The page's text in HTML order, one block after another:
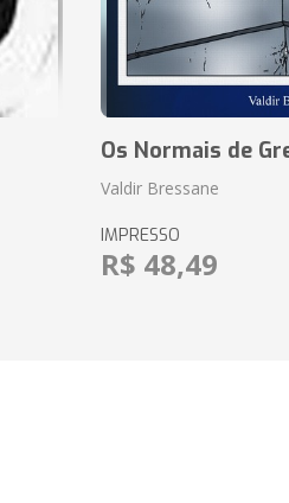
Os Normais de
Valdir Bressane
IMPRESSO
R$ 48,49